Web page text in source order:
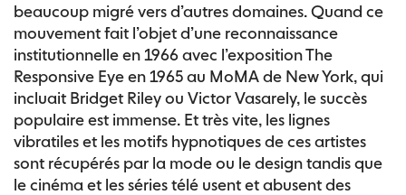
beaucoup migré vers d’autres domaines. Quand ce
mouvement fait l’objet d’une reconnaissance
institutionnelle en 1966 avec l’exposition The
Responsive Eye en 1965 au MoMA de New York, qui
incluait Bridget Riley ou Victor Vasarely, le succès
populaire est immense. Et très vite, les lignes
vibratiles et les motifs hypnotiques de ces artistes
sont récupérés par la mode ou le design tandis que
le cinéma et les séries télé usent et abusent des